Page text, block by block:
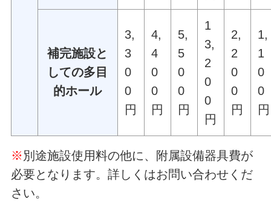
補完施設と
しての多目
的ホール
3,
3
0
0
円
4,
4
0
0
円
5,
5
0
0
円
1
3,
2
0
0
円
2,
2
0
0
円
1,
1
0
0
円
※ 別途施設使用料の他に、附属設備器具費が
必要となります。詳しくはお問い合わせくだ
さい。